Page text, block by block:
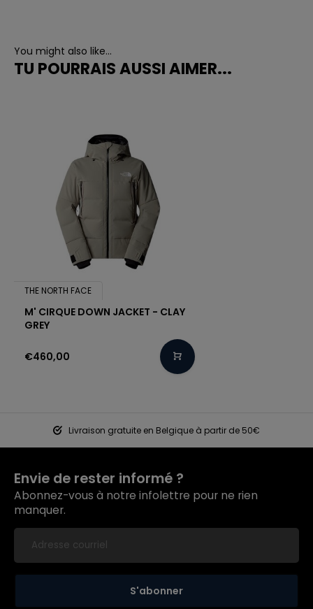
You might also like...
TU POURRAIS AUSSI AIMER...
THE NORTH FACE
M' CIRQUE DOWN JACKET - CLAY
GREY
€460,00
Livraison gratuite en Belgique à partir de 50€
Envie de rester informé ?
Abonnez-vous à notre infolettre pour ne rien
manquer.
S'abonner